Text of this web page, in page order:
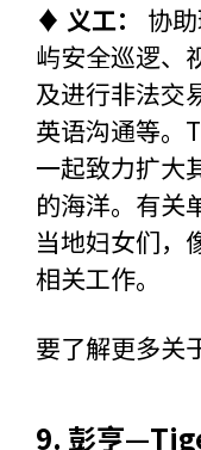
♦ 义工：
协
屿安全巡逻、
及进行非法交
英语沟通等。
一起致力扩大
的海洋。有关
当地妇女们，
相关工作。
要了解更多关
9. 彭亨—